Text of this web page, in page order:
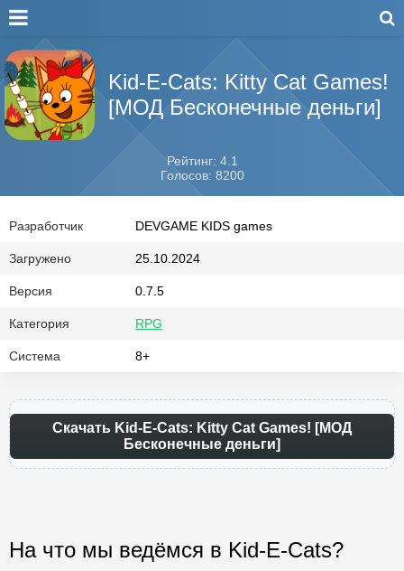
Kid-E-Cats: Kitty Cat Games!
[МОД Бесконечные деньги]
Рейтинг: 4.1
Голосов: 8200
Разработчик DEVGAME KIDS games
Загружено 25.10.2024
Версия 0.7.5
Категория RPG
Система 8+
Скачать Kid-E-Cats: Kitty Cat Games! [МОД
Бесконечные деньги]
На что мы ведёмся в Kid-E-Cats?